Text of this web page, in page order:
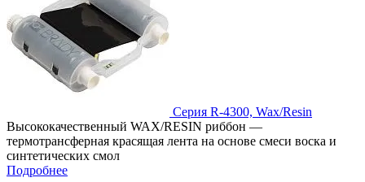
Серия R-4300, Wax/Resin
Высококачественный WAX/RESIN риббон —
термотрансферная красящая лента на основе смеси воска и
синтетических смол
Подробнее